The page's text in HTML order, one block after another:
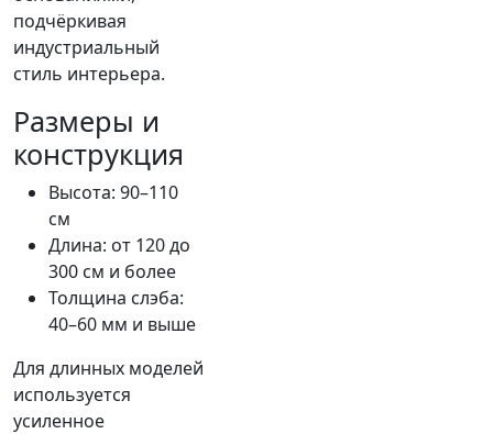
подчёркивая
индустриальный
стиль интерьера.
Размеры и
конструкция
Высота: 90–110
см
Длина: от 120 до
300 см и более
Толщина слэба:
40–60 мм и выше
Для длинных моделей
используется
усиленное